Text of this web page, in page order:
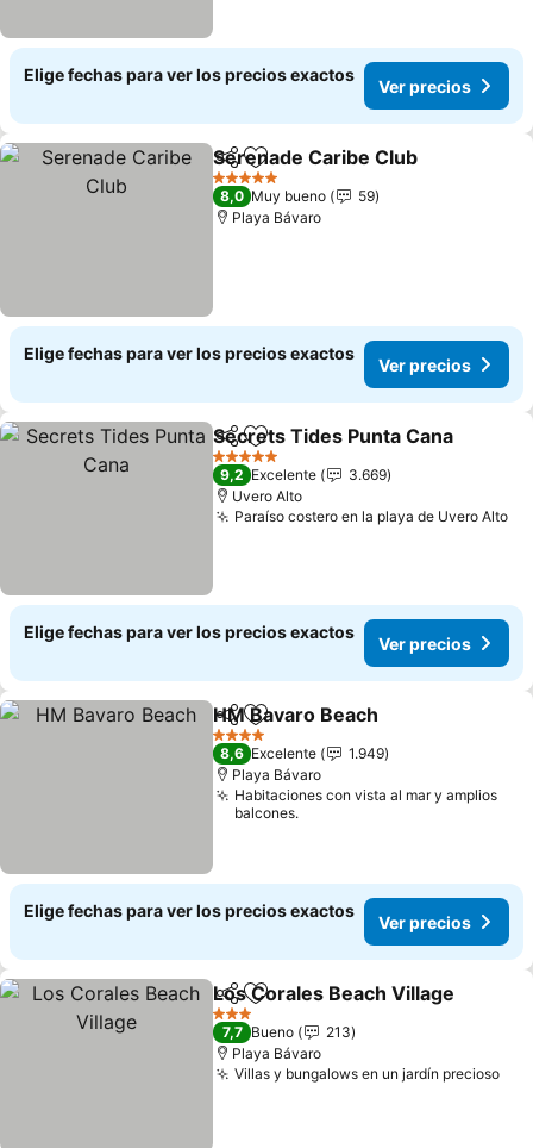
Elige fechas para ver los precios exactos
Ver precios
CompartirAgregar a favoritos
Serenade Caribe Club
5 Estrellas
8,0 Muy bueno
59
Playa Bávaro
Elige fechas para ver los precios exactos
Ver precios
CompartirAgregar a favoritos
Secrets Tides Punta Cana
5 Estrellas
9,2 Excelente
3.669
Uvero Alto
Paraíso costero en la playa de Uvero Alto
Elige fechas para ver los precios exactos
Ver precios
CompartirAgregar a favoritos
HM Bavaro Beach
4 Estrellas
8,6 Excelente
1.949
Playa Bávaro
Habitaciones con vista al mar y amplios
balcones.
Elige fechas para ver los precios exactos
Ver precios
CompartirAgregar a favoritos
Los Corales Beach Village
3 Estrellas
7,7 Bueno
213
Playa Bávaro
Villas y bungalows en un jardín precioso